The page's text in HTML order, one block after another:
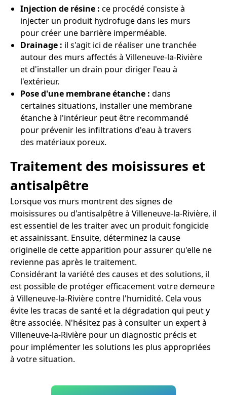
Injection de résine : ce procédé consiste à
injecter un produit hydrofuge dans les murs
pour créer une barrière imperméable.
Drainage : il s'agit ici de réaliser une tranchée
autour des murs affectés à Villeneuve-la-Rivière
et d'installer un drain pour diriger l'eau à
l'extérieur.
Pose d'une membrane étanche : dans
certaines situations, installer une membrane
étanche à l'intérieur peut être recommandé
pour prévenir les infiltrations d'eau à travers
des matériaux poreux.
Traitement des moisissures et
antisalpêtre
Lorsque vos murs montrent des signes de
moisissures ou d'antisalpêtre à Villeneuve-la-Rivière, il
est essentiel de les traiter avec un produit fongicide
et assainissant. Ensuite, déterminez la cause
originelle de cette apparition pour assurer qu'elle ne
revienne pas après le traitement.
Considérant la variété des causes et des solutions, il
est possible de protéger efficacement votre demeure
à Villeneuve-la-Rivière contre l'humidité. Cela vous
évite les tracas de santé et la dégradation qui peut y
être associée. N'hésitez pas à consulter un expert à
Villeneuve-la-Rivière pour un diagnostic précis et
pour implémenter les solutions les plus appropriées
à votre situation.